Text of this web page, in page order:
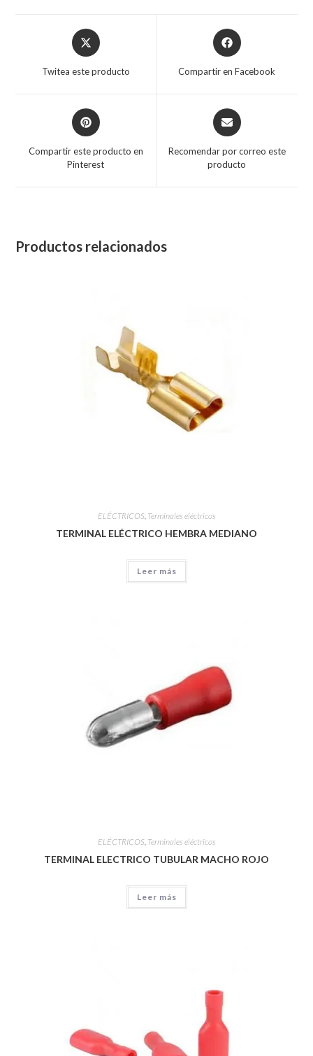
Twitea este producto Compartir en Facebook
Compartir este producto en
Pinterest
Recomendar por correo este
producto
Productos relacionados
ELÉCTRICOS, Terminales eléctricos
TERMINAL ELÉCTRICO HEMBRA MEDIANO
Leer más
ELÉCTRICOS, Terminales eléctricos
TERMINAL ELECTRICO TUBULAR MACHO ROJO
Leer más